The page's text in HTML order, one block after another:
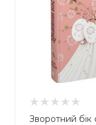
Зворотний бік